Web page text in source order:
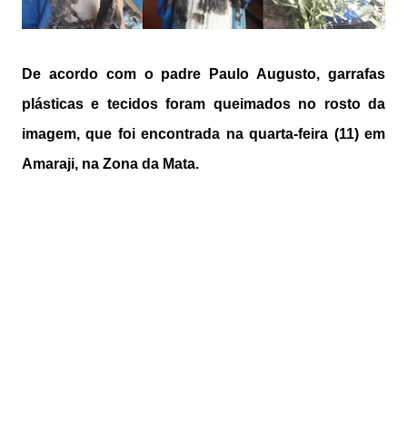
De acordo com o padre Paulo Augusto, garrafas
plásticas e tecidos foram queimados no rosto da
imagem, que foi encontrada na quarta-feira (11) em
Amaraji, na Zona da Mata.